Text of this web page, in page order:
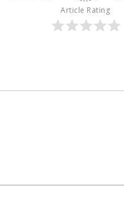
Article Rating